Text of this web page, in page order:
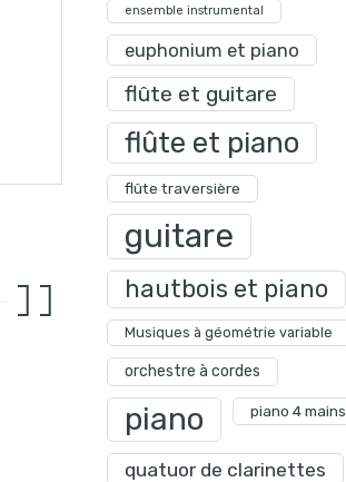
ensemble instrumental
euphonium et piano
flûte et guitare
flûte et piano
flûte traversière
guitare
hautbois et piano
Musiques à géométrie variable
orchestre à cordes
piano piano 4 mains
quatuor de clarinettes